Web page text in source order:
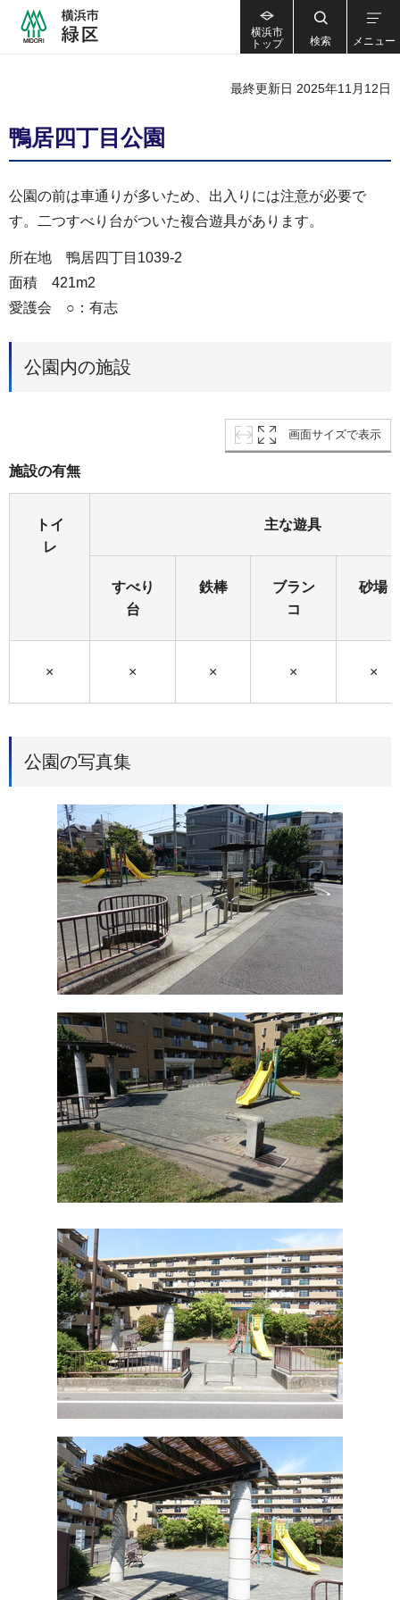
横浜市
トップ
検索 メニュー
最終更新日 2025年11月12日
鴨居四丁目公園
公園の前は車通りが多いため、出入りには注意が必要で
す。二つすべり台がついた複合遊具があります。
所在地 鴨居四丁目1039-2
面積 421m2
愛護会 ○：有志
公園内の施設
画面サイズで表示
施設の有無
トイ
レ
主な遊具
すべり
台
鉄棒
ブラン
コ
砂場
× × × × ×
公園の写真集